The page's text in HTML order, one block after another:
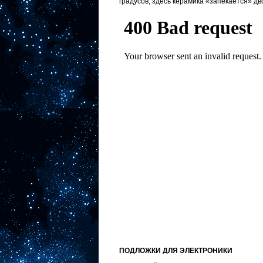
ПОДЛОЖКИ ДЛЯ ЭЛЕКТРОНИКИ